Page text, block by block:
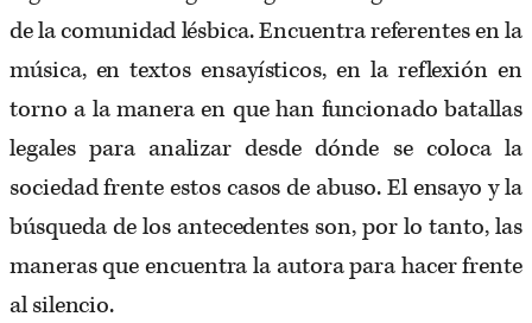
de la comunidad lésbica. Encuentra referentes en la
música, en textos ensayísticos, en la reflexión en
torno a la manera en que han funcionado batallas
legales para analizar desde dónde se coloca la
sociedad frente estos casos de abuso. El ensayo y la
búsqueda de los antecedentes son, por lo tanto, las
maneras que encuentra la autora para hacer frente
al silencio.